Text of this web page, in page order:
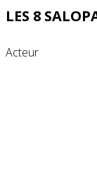
LES 8
Acteur